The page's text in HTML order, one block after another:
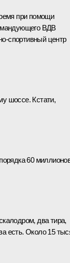
при помощи
ВДВ
спортивный центр
шоссе. Кстати,
60
два тира,
есть. Около 15